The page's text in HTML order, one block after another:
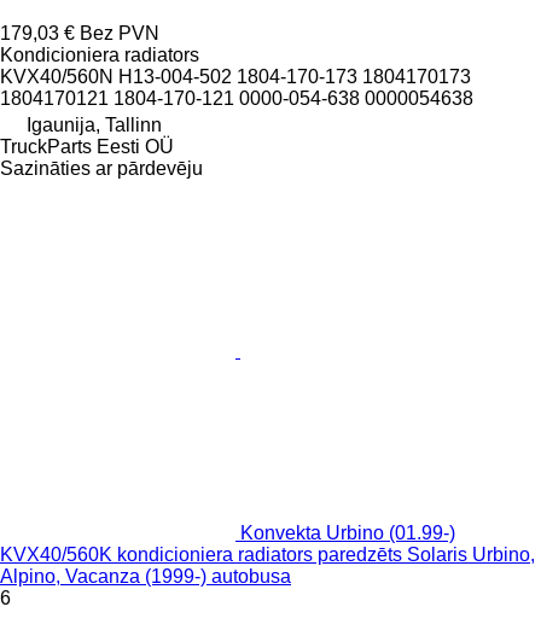
179,03 € Bez PVN
Kondicioniera radiators
KVX40/560N H13-004-502 1804-170-173 1804170173
1804170121 1804-170-121 0000-054-638 0000054638
Igaunija, Tallinn
TruckParts Eesti OÜ
Sazināties ar pārdevēju
Konvekta Urbino (01.99-)
KVX40/560K kondicioniera radiators paredzēts Solaris Urbino,
Alpino, Vacanza (1999-) autobusa
6